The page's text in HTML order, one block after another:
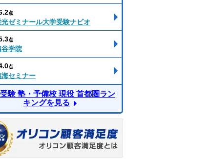
点
光ゼミナール大学受験ナビオ
点
谷学院
点
海セミナー
験 塾・予備校 現役 首都圏ラン
キングを見る